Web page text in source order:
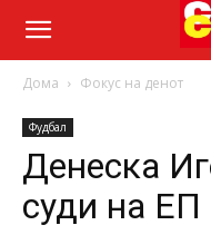
Дома Фокус на денот
Фудбал
Денеска
суди на ЕП